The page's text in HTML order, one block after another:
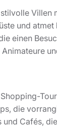
und
einen
die
Cafés,